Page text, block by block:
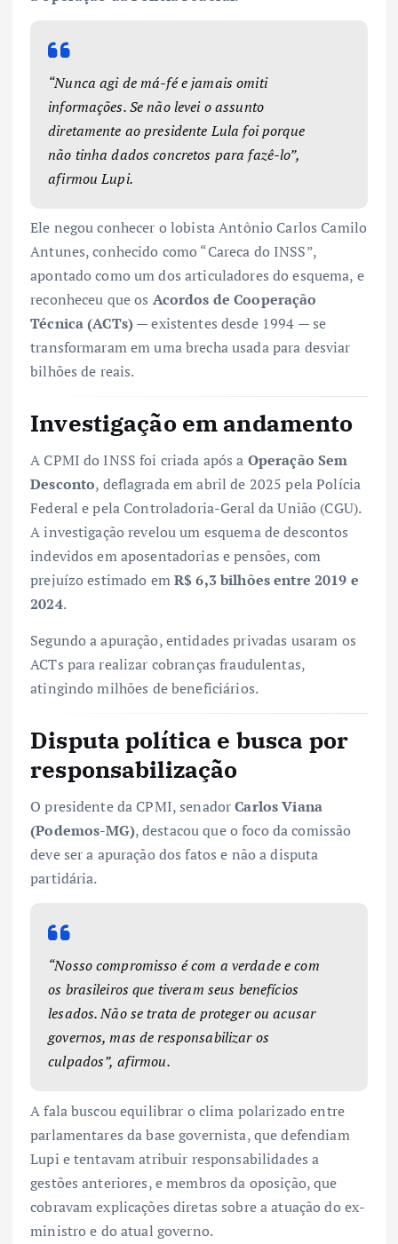
“Nunca agi de má-fé e jamais omiti
informações. Se não levei o assunto
diretamente ao presidente Lula foi porque
não tinha dados concretos para fazê-lo”,
afirmou Lupi.
Ele negou conhecer o lobista Antônio Carlos Camilo
Antunes, conhecido como “Careca do INSS”,
apontado como um dos articuladores do esquema, e
reconheceu que os Acordos de Cooperação
Técnica (ACTs)— existentes desde 1994 — se
transformaram em uma brecha usada para desviar
bilhões de reais.
Investigação em andamento
A CPMI do INSS foi criada após a Operação Sem
Desconto, deflagrada em abril de 2025 pela Polícia
Federal e pela Controladoria-Geral da União (CGU).
A investigação revelou um esquema de descontos
indevidos em aposentadorias e pensões, com
prejuízo estimado emR$ 6,3 bilhões entre 2019 e
2024.
Segundo a apuração, entidades privadas usaram os
ACTs para realizar cobranças fraudulentas,
atingindo milhões de beneficiários.
Disputa política e busca por
responsabilização
O presidente da CPMI, senadorCarlos Viana
(Podemos-MG), destacou que o foco da comissão
deve ser a apuração dos fatos e não a disputa
partidária.
“Nosso compromisso é com a verdade e com
os brasileiros que tiveram seus benefícios
lesados. Não se trata de proteger ou acusar
governos, mas de responsabilizar os
culpados”, afirmou.
A fala buscou equilibrar o clima polarizado entre
parlamentares da base governista, que defendiam
Lupi e tentavam atribuir responsabilidades a
gestões anteriores, e membros da oposição, que
cobravam explicações diretas sobre a atuação do ex-
ministro e do atual governo.